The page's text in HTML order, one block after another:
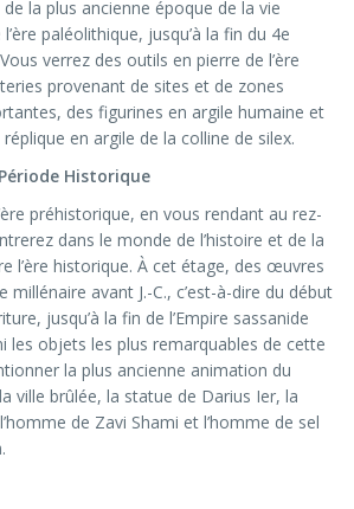
la plus ancienne époque de la vie
paléolithique, jusqu’à la fin du 4e
verrez des outils en pierre de l’ère
provenant de sites et de zones
des figurines en argile humaine et
réplique en argile de la colline de silex.
Historique
préhistorique, en vous rendant au rez-
dans le monde de l’histoire et de la
l’ère historique. À cet étage, des œuvres
millénaire avant J.-C., c’est-à-dire du début
jusqu’à la fin de l’Empire sassanide
les objets les plus remarquables de cette
la plus ancienne animation du
ville brûlée, la statue de Darius Ier, la
de Zavi Shami et l’homme de sel